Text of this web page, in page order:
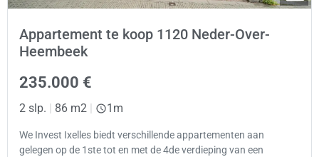
Appartement te koop 1120 Neder-Over-
Heembeek
235.000 €
2 slp. 86 m2 1m
We Invest Ixelles biedt verschillende appartementen aan
gelegen op de 1ste tot en met de 4de verdieping van een